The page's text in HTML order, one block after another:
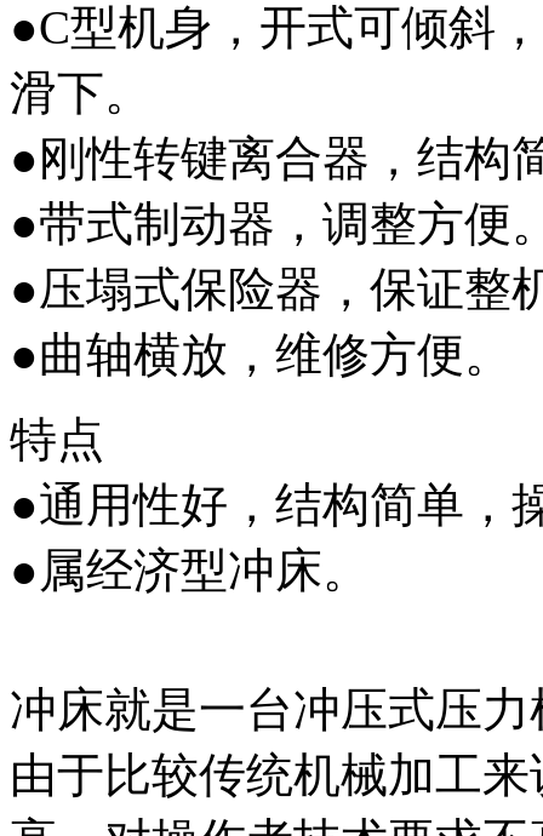
●C型机身，开式可倾斜
滑下。
●刚性转键离合器，结构
●带式制动器，调整方便
●压塌式保险器，保证整
●曲轴横放，维修方便。
特点
●通用性好，结构简单，
●属经济型冲床。
冲床就是一台冲压式压
由于比较传统机械加工